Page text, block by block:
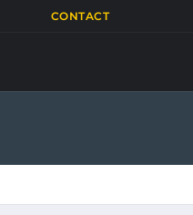
CONTACT